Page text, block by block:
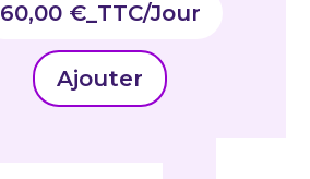
RGBWAUV
60,00 €_TTC
Ajouter